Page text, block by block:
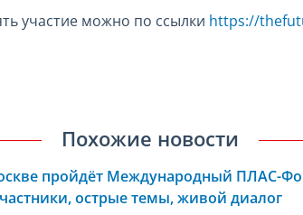
участие можно по ссылки https://
Похожие новости
пройдёт Международный ПЛАС-
острые темы, живой диалог